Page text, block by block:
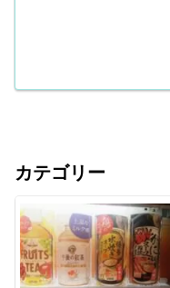
カテゴリー